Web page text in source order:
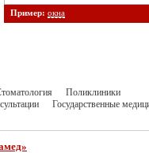
Пример: окна
Поликлиники
Государственные